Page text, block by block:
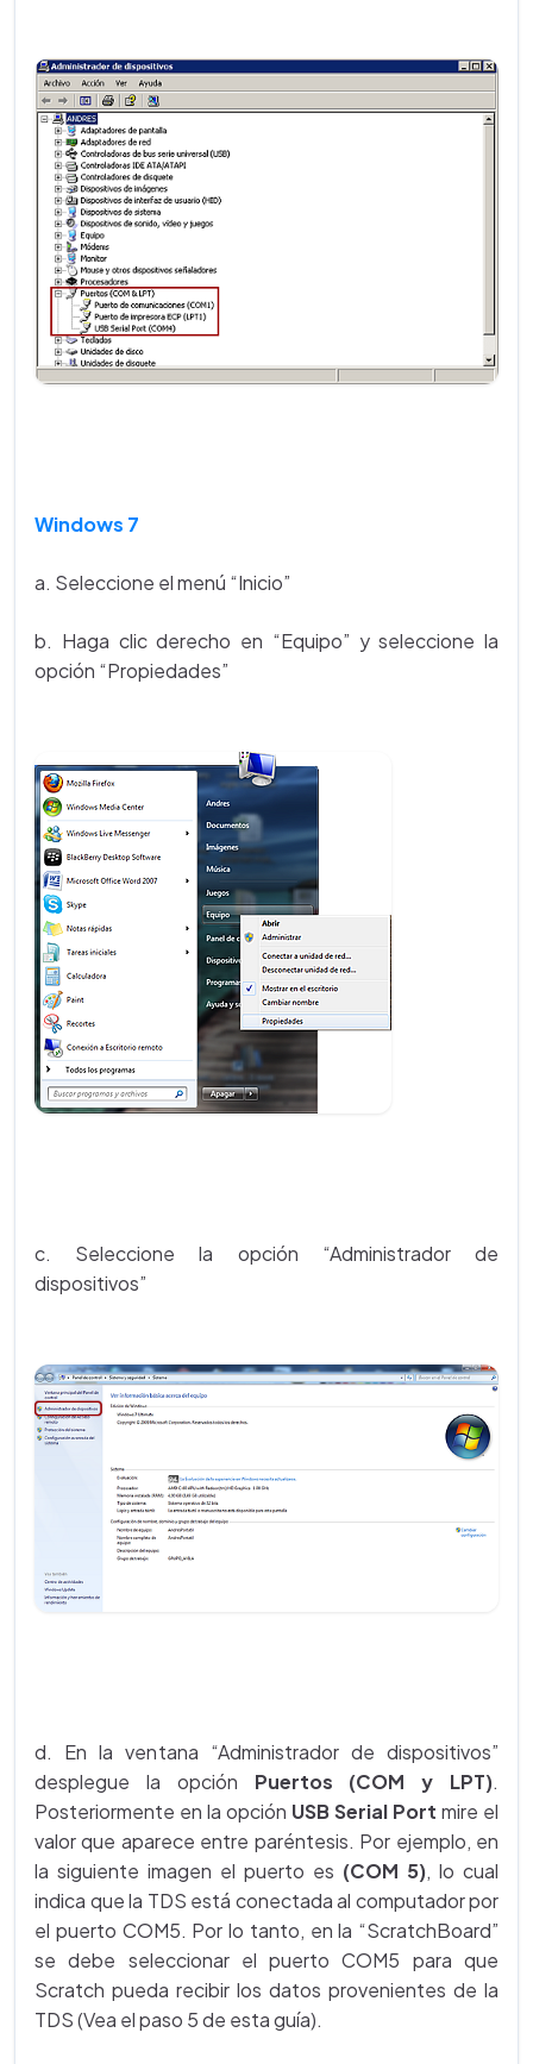
Windows 7
a. Seleccione el menú “Inicio”
b. Haga clic derecho en “Equipo” y seleccione la
opción “Propiedades”
c. Seleccione la opción “Administrador de
dispositivos”
d. En la ventana “Administrador de dispositivos”
desplegue la opción Puertos (COM y LPT).
Posteriormente en la opción USB Serial Port mire el
valor que aparece entre paréntesis. Por ejemplo, en
la siguiente imagen el puerto es (COM 5), lo cual
indica que la TDS está conectada al computador por
el puerto COM5. Por lo tanto, en la “ScratchBoard”
se debe seleccionar el puerto COM5 para que
Scratch pueda recibir los datos provenientes de la
TDS (Vea el paso 5 de esta guía).